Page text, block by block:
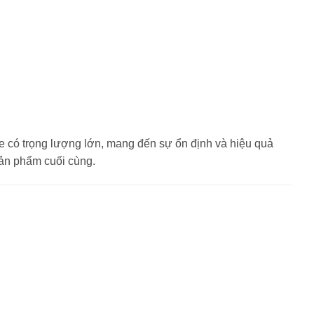
có trọng lượng lớn, mang đến sự ổn định và hiệu quả
phẩm cuối cùng.